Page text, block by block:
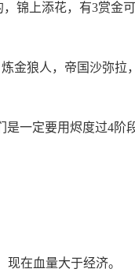
锦上添花，有3赏金
金狼人，帝国沙弥拉
一定要用烬度过4阶
在血量大于经济。